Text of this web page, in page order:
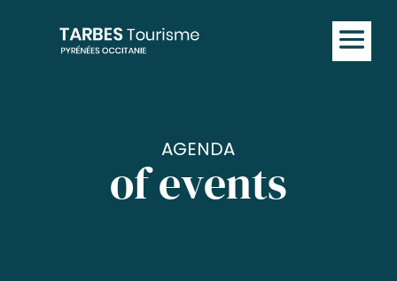
AGENDA
of events